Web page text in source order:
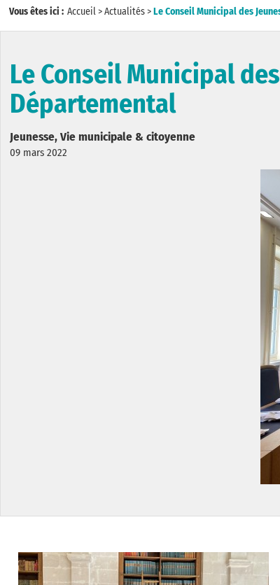
Vous êtes ici : Accueil>Actualités>Le Conseil Municipal des
Le Conseil Municipal
Départemental
Jeunesse, Vie municipale & citoyenne
09 mars 2022